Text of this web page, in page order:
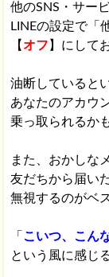
他のSNS・サー
LINEの設定で「
【オフ 】にして
油断していると
あなたのアカウ
乗っ取られるか
また、おかしな
友だちから届い
無視するのがベ
「 こいつ、こん
という風に感じ